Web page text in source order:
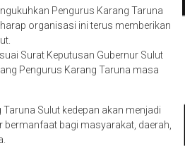
Pengurus Karang Taruna
organisasi ini terus memberikan
Surat Keputusan Gubernur Sulut
Pengurus Karang Taruna masa
Sulut kedepan akan menjadi
bermanfaat bagi masyarakat, daerah,